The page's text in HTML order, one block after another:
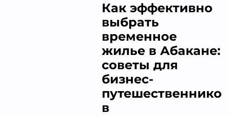
Как эффективно
выбрать
временное
жилье в Абакане:
советы для
бизнес-
путешественнико
в